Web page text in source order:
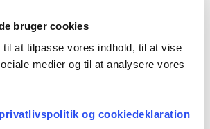
bruger cookies
at tilpasse vores indhold, til at vise
medier og til at analysere vores
og cookiedeklaration
aftalegrundlag.
overenskomst har virkning fra